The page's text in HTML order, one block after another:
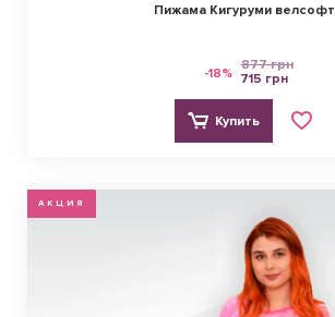
Пижама Кигуруми велсофт
-18% 877 грн
715 грн
Купить
АКЦИЯ